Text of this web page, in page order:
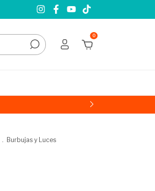
0
. Burbujas y Luces